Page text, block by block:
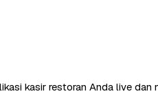
kasir restoran Anda live dan